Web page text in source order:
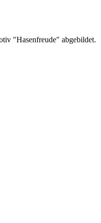
"Hasenfreude" abgebildet.